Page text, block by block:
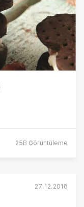
25B Görüntüleme
27.12.2018